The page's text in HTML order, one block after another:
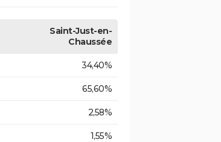
Saint-Just-en-
Chaussée
34,40%
65,60%
2,58%
1,55%